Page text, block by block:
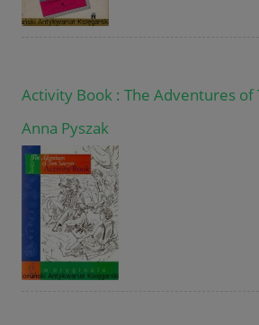
Activity Book : The Adventures of
Anna Pyszak